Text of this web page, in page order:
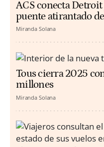
ACS conecta
puente atirantado
Miranda Solana
Tous cierra 2025
millones
Miranda Solana